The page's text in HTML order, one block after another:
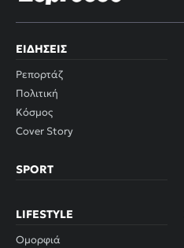
ΕΙΔΉΣΕΙΣ
Ρεπορτάζ
Πολιτική
Κόσμος
Cover Story
SPORT
LIFESTYLE
Ομορφιά